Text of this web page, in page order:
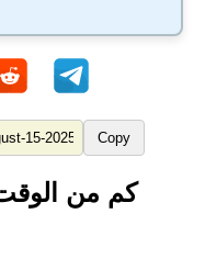
Copy